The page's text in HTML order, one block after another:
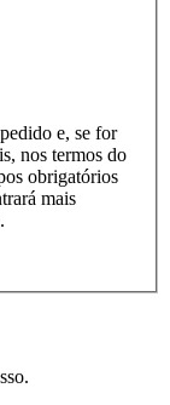
e, se for
nos termos do
obrigatórios
mais